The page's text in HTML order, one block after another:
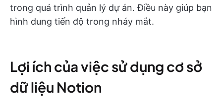
trong quá trình quản lý dự án. Điều này giúp bạn
hình dung tiến độ trong nháy mắt.
Lợi ích của việc sử dụng cơ sở
dữ liệu Notion